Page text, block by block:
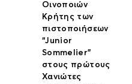
Οινοποιών
Κρήτης των
πιστοποιήσεων
“Junior
Sommelier”
στους πρώτους
Χανιώτες